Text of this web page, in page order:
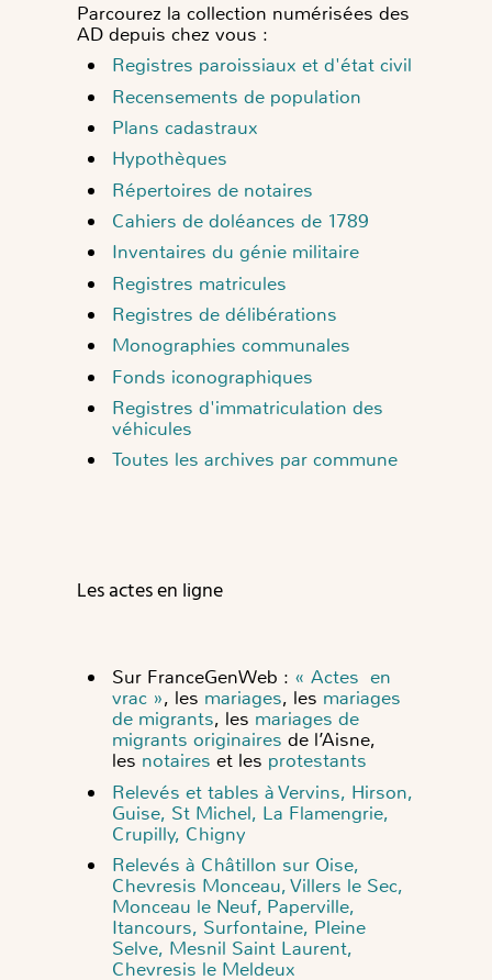
Parcourez la collection numérisées des
AD depuis chez vous :
Registres paroissiaux et d'état civil
Recensements de population
Plans cadastraux
Hypothèques
Répertoires de notaires
Cahiers de doléances de 1789
Inventaires du génie militaire
Registres matricules
Registres de délibérations
Monographies communales
Fonds iconographiques
Registres d'immatriculation des
véhicules
Toutes les archives par commune
Les actes en ligne
Sur FranceGenWeb : « Actes en
vrac », les mariages, les mariages
de migrants, les mariages de
migrants originaires de l’Aisne,
les notaires et les protestants
Relevés et tables à Vervins, Hirson,
Guise, St Michel, La Flamengrie,
Crupilly, Chigny
Relevés à Châtillon sur Oise,
Chevresis Monceau, Villers le Sec,
Monceau le Neuf, Paperville,
Itancours, Surfontaine, Pleine
Selve, Mesnil Saint Laurent,
Chevresis le Meldeux